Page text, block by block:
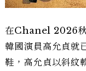
在Chanel 2026秋
韓國演員高允貞就
鞋，高允貞以斜紋